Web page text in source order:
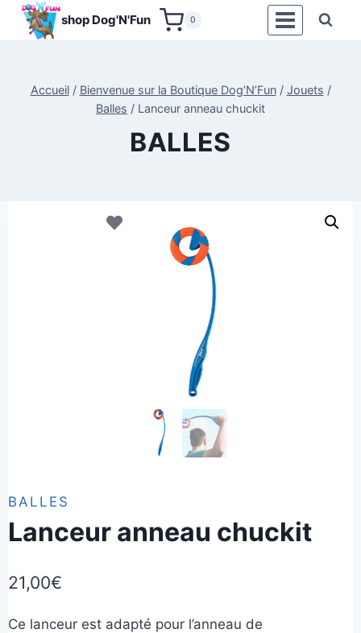
Aller
shop Dog'N'Fun 0
Accueil / Bienvenue sur la Boutique Dog’N’Fun / Jouets /
Balles / Lanceur anneau chuckit
BALLES
BALLES
Lanceur anneau chuckit
21,00€
Ce lanceur est adapté pour l’anneau de